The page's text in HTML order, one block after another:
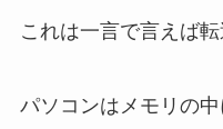
これは一言で言えば転
パソコンはメモリの